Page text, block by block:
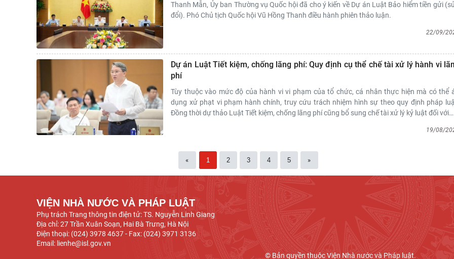
Thanh Mẫn, Ủy ban Thường vụ Quốc hội đã cho ý kiến về Dự án Luật Bảo hiểm tiền gửi
đổi). Phó Chủ tịch Quốc hội Vũ Hồng Thanh điều hành phiên thảo luận.
22/09/
Dự án Luật Tiết kiệm, chống lãng phí: Quy định cụ thể chế tài xử lý hành vi
phí
Tùy thuộc vào mức độ của hành vi vi phạm của tổ chức, cá nhân thực hiện mà có thể
dụng xử phạt vi phạm hành chính, truy cứu trách nhiệm hình sự theo quy định pháp
Đồng thời dự thảo Luật Tiết kiệm, chống lãng phí cũng bổ sung chế tài xử lý kỷ luật đối với…
19/08/
« 1 2 3 4 5 »
VIỆN NHÀ NƯỚC VÀ PHÁP LUẬT
Phụ trách Trang thông tin điện tử: TS. Nguyễn Linh Giang
Địa chỉ: 27 Trần Xuân Soạn, Hai Bà Trưng, Hà Nội
Điện thoại: (024) 3978 4637 - Fax: (024) 3971 3136
Email: lienhe@isl.gov.vn
© Bản quyền thuộc Viện Nhà nước và Pháp luật.